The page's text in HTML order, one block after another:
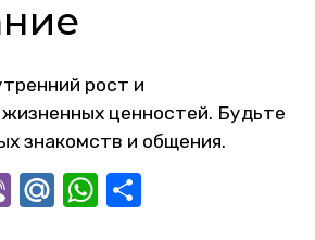
рост и
ценностей. Будьте
знакомств и общения.
ViberMail.RuWhatsApp